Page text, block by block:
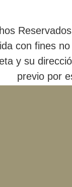
con fines
y su
previo por